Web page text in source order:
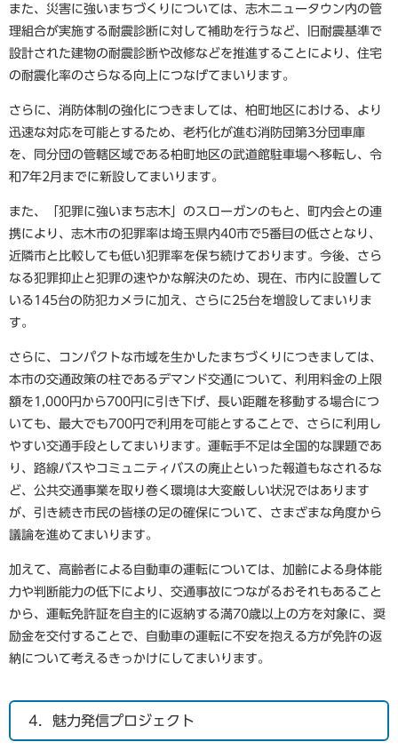
また、災害に強いまちづくりについては、志木ニュータウン内の管
理組合が実施する耐震診断に対して補助を行うなど、旧耐震基準で
設計された建物の耐震診断や改修などを推進することにより、住宅
の耐震化率のさらなる向上につなげてまいります。
さらに、消防体制の強化につきましては、柏町地区における、より
迅速な対応を可能とするため、老朽化が進む消防団第3分団車庫
を、同分団の管轄区域である柏町地区の武道館駐車場へ移転し、令
和7年2月までに新設してまいります。
また、「犯罪に強いまち志木」のスローガンのもと、町内会との連
携により、志木市の犯罪率は埼玉県内40市で5番目の低さとなり、
近隣市と比較しても低い犯罪率を保ち続けております。今後、さら
なる犯罪抑止と犯罪の速やかな解決のため、現在、市内に設置して
いる145台の防犯カメラに加え、さらに25台を増設してまいりま
す。
さらに、コンパクトな市域を生かしたまちづくりにつきましては、
本市の交通政策の柱であるデマンド交通について、利用料金の上限
額を1,000円から700円に引き下げ、長い距離を移動する場合につ
いても、最大でも700円で利用を可能とすることで、さらに利用し
やすい交通手段としてまいります。運転手不足は全国的な課題であ
り、路線バスやコミュニティバスの廃止といった報道もなされるな
ど、公共交通事業を取り巻く環境は大変厳しい状況ではあります
が、引き続き市民の皆様の足の確保について、さまざまな角度から
議論を進めてまいります。
加えて、高齢者による自動車の運転については、加齢による身体能
力や判断能力の低下により、交通事故につながるおそれもあること
から、運転免許証を自主的に返納する満70歳以上の方を対象に、奨
励金を交付することで、自動車の運転に不安を抱える方が免許の返
納について考えるきっかけにしてまいります。
4．魅力発信プロジェクト